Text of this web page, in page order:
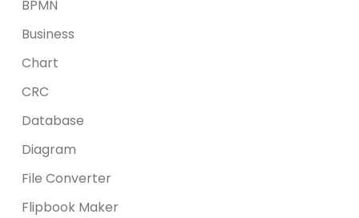
BPMN
Business
Chart
CRC
Database
Diagram
File Converter
Flipbook Maker